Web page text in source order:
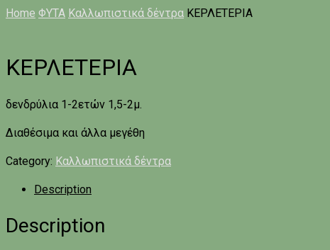
Home ΦΥΤΑ Καλλωπιστικά δέντρα ΚΕΡΛΕΤΕΡΙΑ
ΚΕΡΛΕΤΕΡΙΑ
δενδρύλια 1-2ετών 1,5-2μ.
Διαθέσιμα και άλλα μεγέθη
Category: Καλλωπιστικά δέντρα
Description
Description